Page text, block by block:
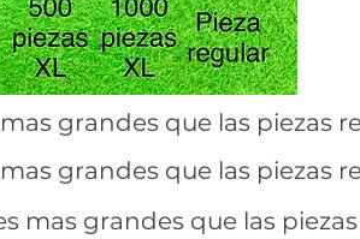
grandes que las piezas
grandes que las piezas
mas grandes que las